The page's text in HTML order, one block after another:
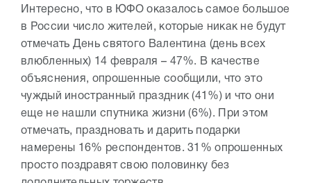
Интересно, что в ЮФО оказалось самое большое
в России число жителей, которые никак не будут
отмечать День святого Валентина (день всех
влюбленных) 14 февраля – 47%. В качестве
объяснения, опрошенные сообщили, что это
чуждый иностранный праздник (41%) и что они
еще не нашли спутника жизни (6%). При этом
отмечать, праздновать и дарить подарки
намерены 16% респондентов. 31% опрошенных
просто поздравят свою половинку без